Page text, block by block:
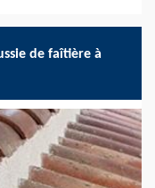
de faîtière à